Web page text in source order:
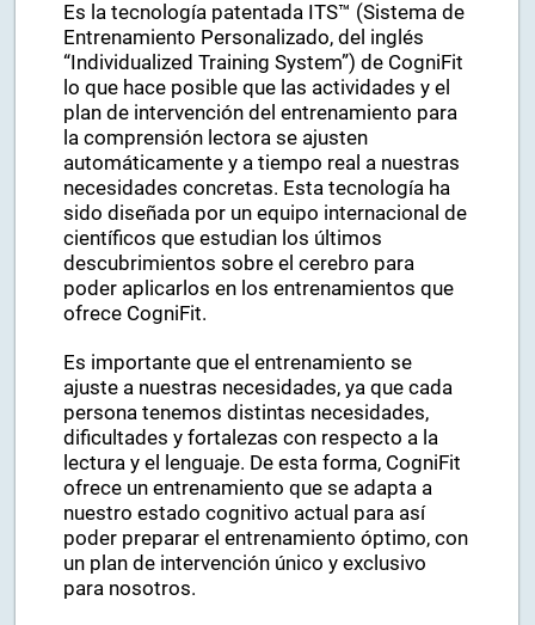
Es la tecnología patentada ITS™ (Sistema de
Entrenamiento Personalizado, del inglés
“Individualized Training System”) de CogniFit
lo que hace posible que las actividades y el
plan de intervención del entrenamiento para
la comprensión lectora se ajusten
automáticamente y a tiempo real a nuestras
necesidades concretas. Esta tecnología ha
sido diseñada por un equipo internacional de
científicos que estudian los últimos
descubrimientos sobre el cerebro para
poder aplicarlos en los entrenamientos que
ofrece CogniFit.
Es importante que el entrenamiento se
ajuste a nuestras necesidades, ya que cada
persona tenemos distintas necesidades,
dificultades y fortalezas con respecto a la
lectura y el lenguaje. De esta forma, CogniFit
ofrece un entrenamiento que se adapta a
nuestro estado cognitivo actual para así
poder preparar el entrenamiento óptimo, con
un plan de intervención único y exclusivo
para nosotros.